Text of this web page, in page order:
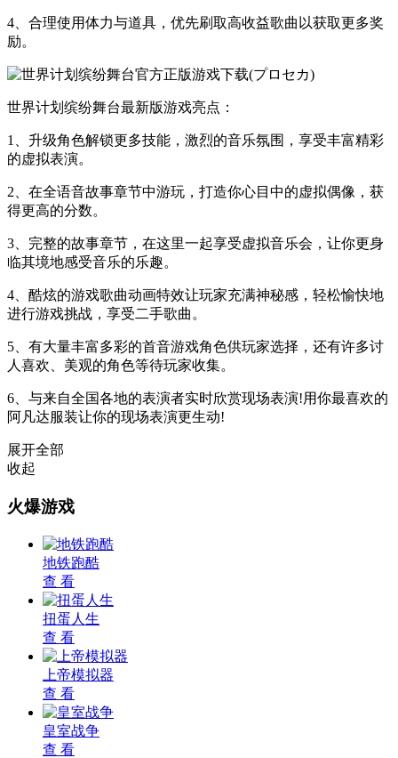
4、合理使用体力与道具，优先刷取高收益歌曲以获取更多奖
励。
世界计划缤纷舞台最新版游戏亮点：
1、升级角色解锁更多技能，激烈的音乐氛围，享受丰富精彩
的虚拟表演。
2、在全语音故事章节中游玩，打造你心目中的虚拟偶像，获
得更高的分数。
3、完整的故事章节，在这里一起享受虚拟音乐会，让你更身
临其境地感受音乐的乐趣。
4、酷炫的游戏歌曲动画特效让玩家充满神秘感，轻松愉快地
进行游戏挑战，享受二手歌曲。
5、有大量丰富多彩的首音游戏角色供玩家选择，还有许多讨
人喜欢、美观的角色等待玩家收集。
6、与来自全国各地的表演者实时欣赏现场表演!用你最喜欢的
阿凡达服装让你的现场表演更生动!
展开全部
收起
火爆游戏
地铁跑酷
查 看
扭蛋人生
查 看
上帝模拟器
查 看
皇室战争
查 看